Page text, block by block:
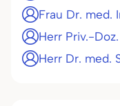
Frau Dr. med.
Herr Priv.-
Herr Dr. med.